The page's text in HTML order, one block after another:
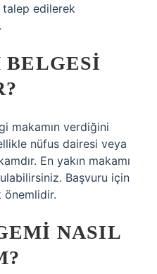
talep edilerek
BELGESI
makamın verdiğini
nüfus dairesi veya
En yakın makamı
Başvuru için
NASIL